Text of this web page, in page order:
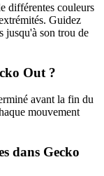
différentes couleurs
Guidez
jusqu'à son trou de
Out ?
avant la fin du
mouvement
dans Gecko